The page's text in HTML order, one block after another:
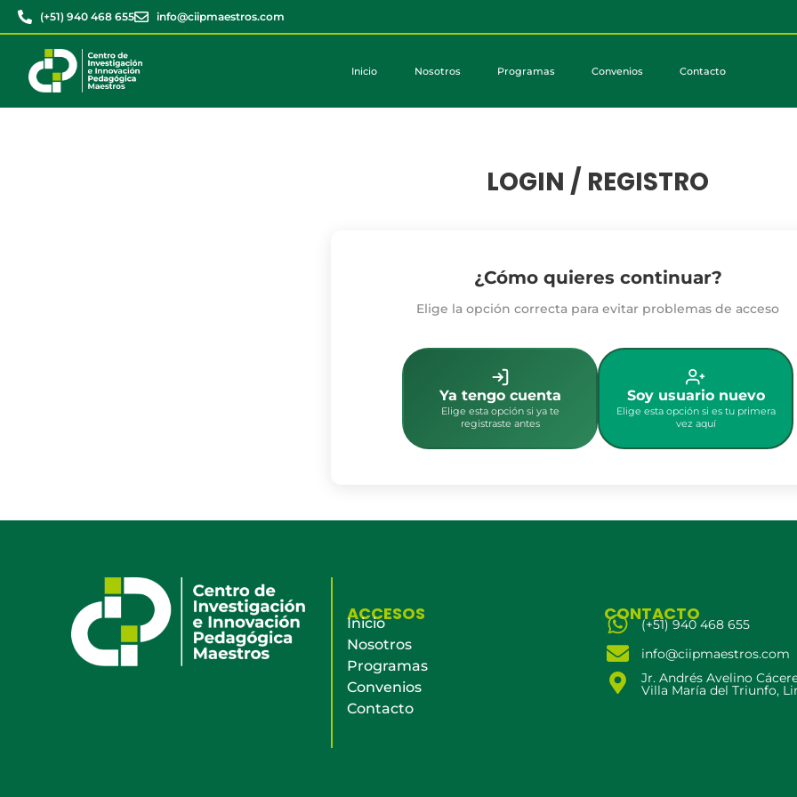
(+51) 940 468 655 info@ciipmaestros.com
Inicio Nosotros Programas Convenios Contacto
LOGIN / REGISTRO
¿Cómo quieres continuar?
Elige la opción correcta para evitar problemas de acceso
Ya tengo cuenta
Elige esta opción si ya te
registraste antes
Soy usuario nuevo
Elige esta opción si es tu primera
vez aquí
ACCESOS
Inicio
Nosotros
Programas
Convenios
Contacto
CONTACTO
(+51) 940 468 655
info@ciipmaestros.com
Jr. Andrés Avelino
Villa María del Triunfo,